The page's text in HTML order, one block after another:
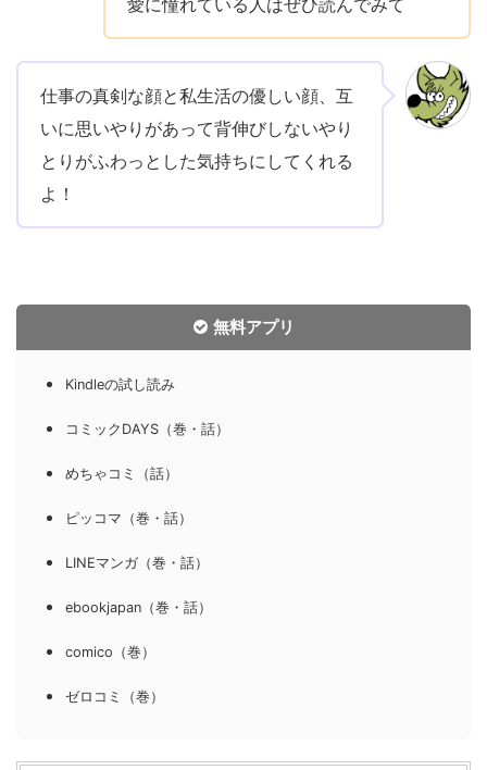
仕事の真剣な顔と私生活の優しい顔、互
いに思いやりがあって背伸びしないやり
とりがふわっとした気持ちにしてくれる
よ！
無料アプリ
Kindleの試し読み
コミックDAYS（巻・話）
めちゃコミ（話）
ピッコマ（巻・話）
LINEマンガ（巻・話）
ebookjapan（巻・話）
comico（巻）
ゼロコミ（巻）